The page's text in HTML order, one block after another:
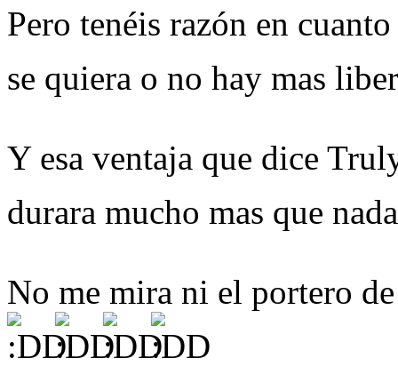
Pero tenéis razón en
se quiera o no hay mas
Y esa ventaja que dice
durara mucho mas que
No me mira ni el portero